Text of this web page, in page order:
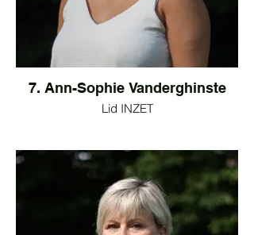
7. Ann-Sophie Vanderghinste
Lid INZET